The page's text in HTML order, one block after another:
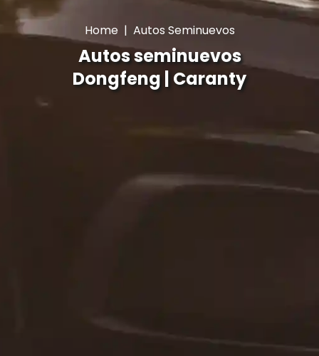
Home | Autos Seminuevos
Autos seminuevos
Dongfeng | Caranty